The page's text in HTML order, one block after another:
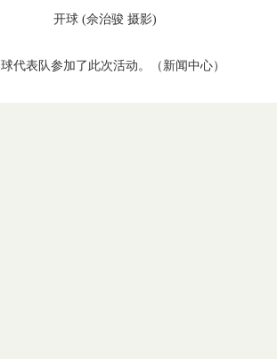
开球 (佘治骏 摄影)
代表队参加了此次活动。（新闻中心）